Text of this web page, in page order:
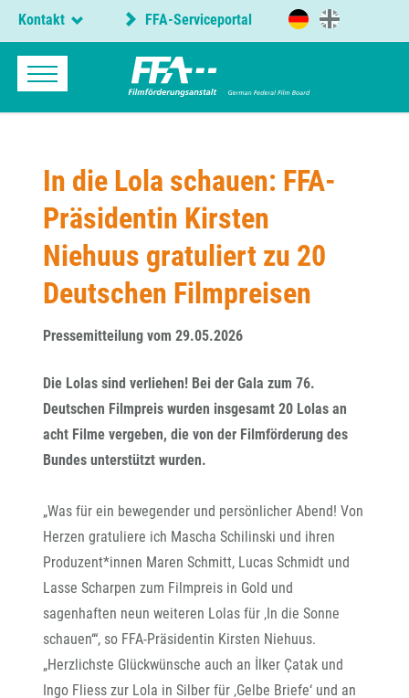
Kontakt FFA-Serviceportal
In die Lola schauen: FFA-
Präsidentin Kirsten
Niehuus gratuliert zu 20
Deutschen Filmpreisen
Pressemitteilung vom 29.05.2026
Die Lolas sind verliehen! Bei der Gala zum 76.
Deutschen Filmpreis wurden insgesamt 20 Lolas an
acht Filme vergeben, die von der Filmförderung des
Bundes unterstützt wurden.
„Was für ein bewegender und persönlicher Abend! Von
Herzen gratuliere ich Mascha Schilinski und ihren
Produzent*innen Maren Schmitt, Lucas Schmidt und
Lasse Scharpen zum Filmpreis in Gold und
sagenhaften neun weiteren Lolas für ‚In die Sonne
schauen‘“, so FFA-Präsidentin Kirsten Niehuus.
„Herzlichste Glückwünsche auch an İlker Çatak und
Ingo Fliess zur Lola in Silber für ‚Gelbe Briefe‘ und an